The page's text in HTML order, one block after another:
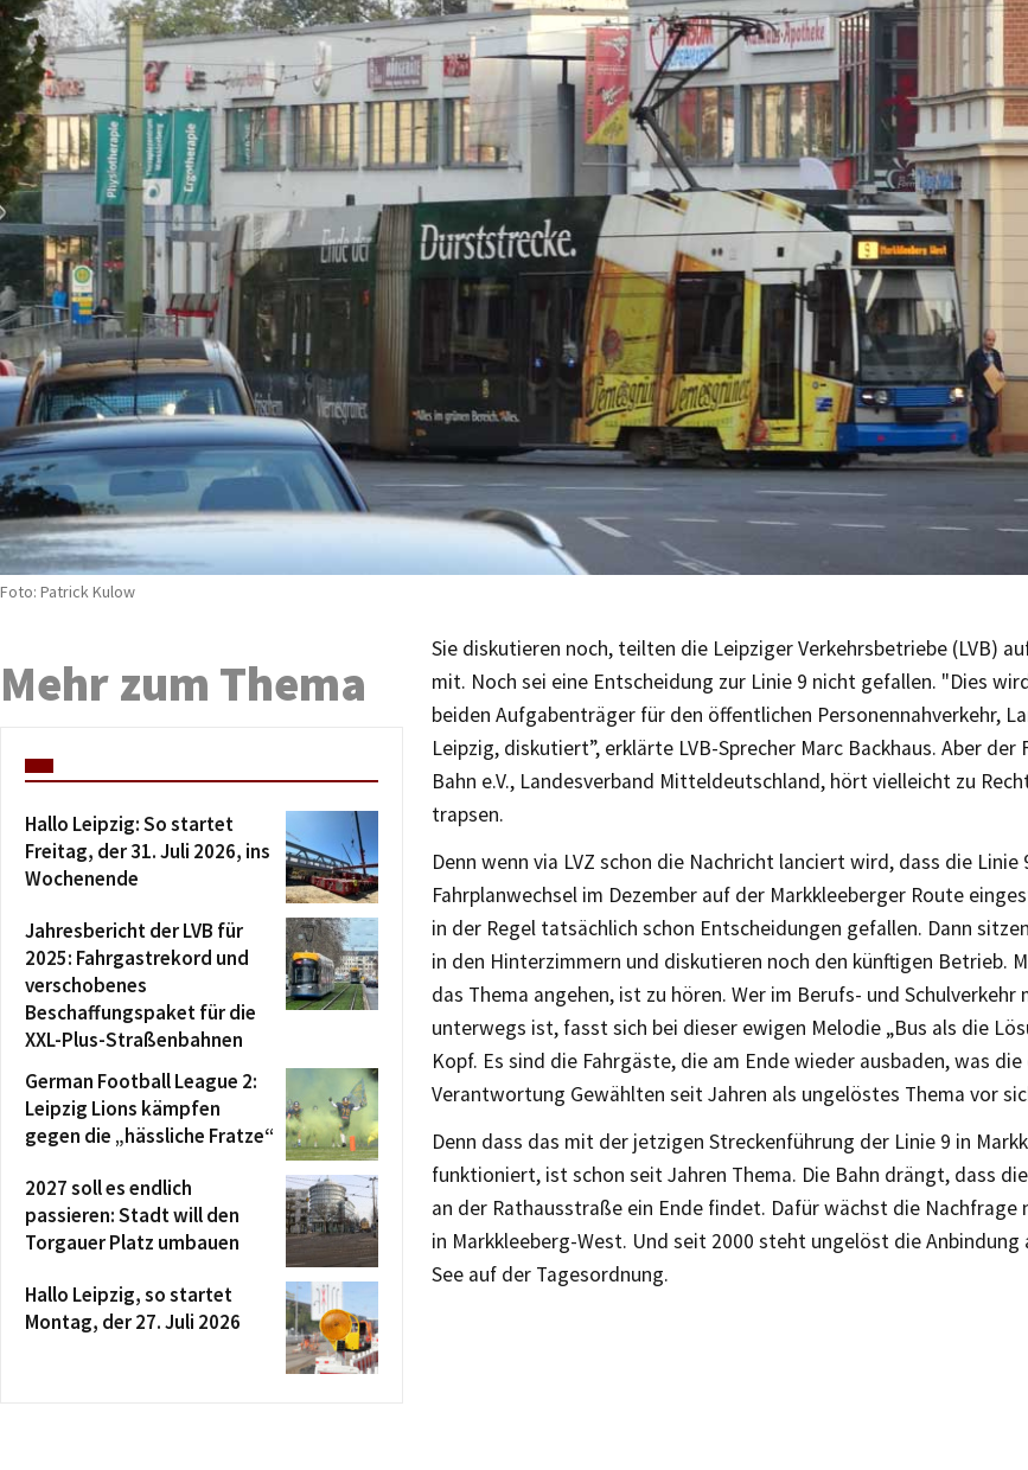
Foto: Patrick Kulow
Sie diskutieren noch, teilten die Leipziger Verkehrsbetriebe (LVB)
mit. Noch sei eine Entscheidung zur Linie 9 nicht gefallen. "Dies
beiden Aufgabenträger für den öffentlichen Personennahverkehr,
Leipzig, diskutiert”, erklärte LVB-Sprecher Marc Backhaus. Aber der
Bahn e.V., Landesverband Mitteldeutschland, hört vielleicht zu
trapsen.
Denn wenn via LVZ schon die Nachricht lanciert wird, dass die Linie
Fahrplanwechsel im Dezember auf der Markkleeberger Route
in der Regel tatsächlich schon Entscheidungen gefallen. Dann
in den Hinterzimmern und diskutieren noch den künftigen Betrieb.
das Thema angehen, ist zu hören. Wer im Berufs- und Schulverkehr
unterwegs ist, fasst sich bei dieser ewigen Melodie „Bus als die
Kopf. Es sind die Fahrgäste, die am Ende wieder ausbaden, was
Verantwortung Gewählten seit Jahren als ungelöstes Thema vor
Denn dass das mit der jetzigen Streckenführung der Linie 9 in
funktioniert, ist schon seit Jahren Thema. Die Bahn drängt, dass
an der Rathausstraße ein Ende findet. Dafür wächst die Nachfrage
in Markkleeberg-West. Und seit 2000 steht ungelöst die Anbindung
See auf der Tagesordnung.
Mehr zum Thema
Hallo Leipzig: So startet
Freitag, der 31. Juli 2026, ins
Wochenende
Jahresbericht der LVB für
2025: Fahrgastrekord und
verschobenes
Beschaffungspaket für die
XXL-Plus-Straßenbahnen
German Football League 2:
Leipzig Lions kämpfen
gegen die „hässliche Fratze“
2027 soll es endlich
passieren: Stadt will den
Torgauer Platz umbauen
Hallo Leipzig, so startet
Montag, der 27. Juli 2026